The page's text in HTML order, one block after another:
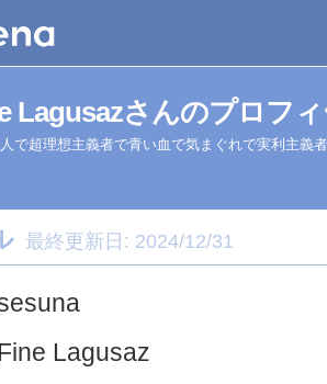
Lagusazさんのプロフ
で超理想主義者で青い血で気まぐれで実利主義
最終更新日: 2024/12/31
Fine Lagusaz